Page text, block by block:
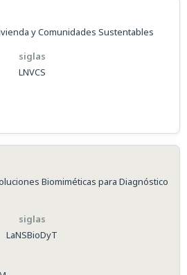
y Comunidades Sustentables
LNVCS
Biomiméticas para Diagnóstico
LaNSBioDyT